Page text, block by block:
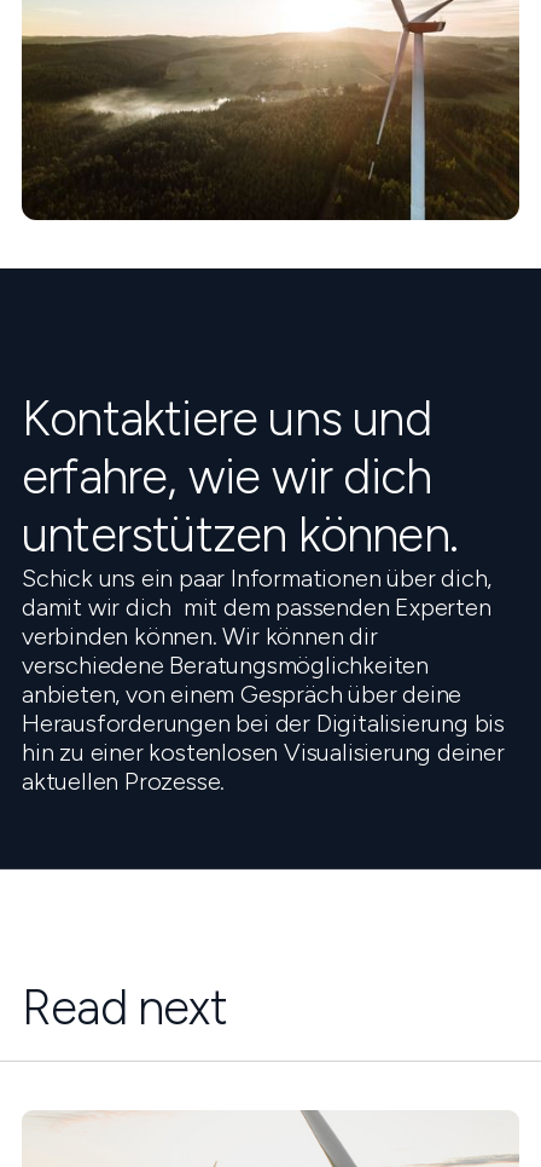
Kontaktiere uns und
erfahre, wie wir dich
unterstützen können.
Schick uns ein paar Informationen über dich,
damit wir dich mit dem passenden Experten
verbinden können. Wir können dir
verschiedene Beratungsmöglichkeiten
anbieten, von einem Gespräch über deine
Herausforderungen bei der Digitalisierung bis
hin zu einer kostenlosen Visualisierung deiner
aktuellen Prozesse.
Read next